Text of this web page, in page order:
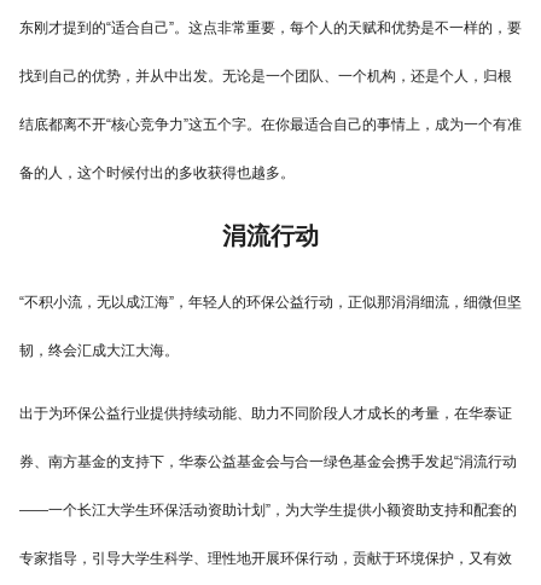
东刚才提到的“适合自己”。这点非常重要，每个人的天赋和优势是不一样的，要
找到自己的优势，并从中出发。无论是一个团队、一个机构，还是个人，归根
结底都离不开“核心竞争力”这五个字。在你最适合自己的事情上，成为一个有准
备的人，这个时候付出的多收获得也越多。
涓流行动
“不积小流，无以成江海”，年轻人的环保公益行动，正似那涓涓细流，细微但坚
韧，终会汇成大江大海。
出于为环保公益行业提供持续动能、助力不同阶段人才成长的考量，在华泰证
券、南方基金的支持下，华泰公益基金会与合一绿色基金会携手发起“涓流行动
——一个长江大学生环保活动资助计划”，为大学生提供小额资助支持和配套的
专家指导，引导大学生科学、理性地开展环保行动，贡献于环境保护，又有效